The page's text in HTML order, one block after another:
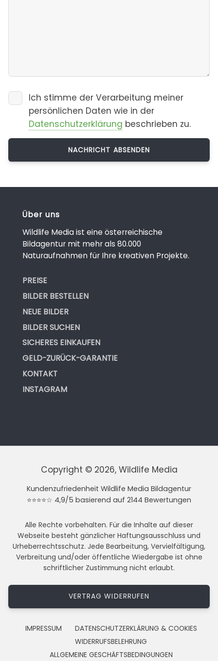
Ich stimme der Verarbeitung meiner
persönlichen Daten wie in der
Datenschutzerklärung beschrieben zu.
Über uns
Wildlife Media ist eine österreichische
Bildagentur mit mehr als 80.000
Naturaufnahmen für Ihre kreativen Projekte.
PREISE
BILDER BESTELLEN
NEUE BILDER
BILDER SUCHEN
SICHERES EINKAUFEN
GELD-ZURÜCK-GARANTIE
KONTAKT
INSTAGRAM
Copyright © 2026, Wildlife Media
Kundenzufriedenheit Wildlife Media Bildagentur
⭐⭐⭐⭐☆ 4,9/5 basierend auf 2144 Bewertungen
Alle Rechte vorbehalten. Für die Inhalte auf dieser
Webseite besteht gänzlicher Haftungsausschluss und
Urheberrechtsschutz. Jede Bearbeitung, Vervielfältigung,
Verbreitung und/oder öffentliche Wiedergabe ist ohne
schriftlicher Zustimmung nicht erlaubt.
VERTRAG WIDERRUFEN
IMPRESSUM
DATENSCHUTZERKLÄRUNG & COOKIES
WIDERRUFSBELEHRUNG
ALLGEMEINE GESCHÄFTSBEDINGUNGEN